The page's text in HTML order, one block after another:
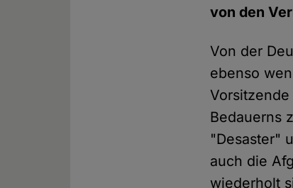
von den
Von der
ebenso
Bedauerns
"Desaster"
auch die
wiederholt